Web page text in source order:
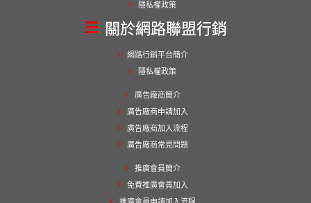
隱私權政策
關於網路聯盟行銷
網路行銷平台簡介
隱私權政策
廣告廠商簡介
廣告廠商申請加入
廣告廠商加入流程
廣告廠商常見問題
推廣會員簡介
免費推廣會員加入